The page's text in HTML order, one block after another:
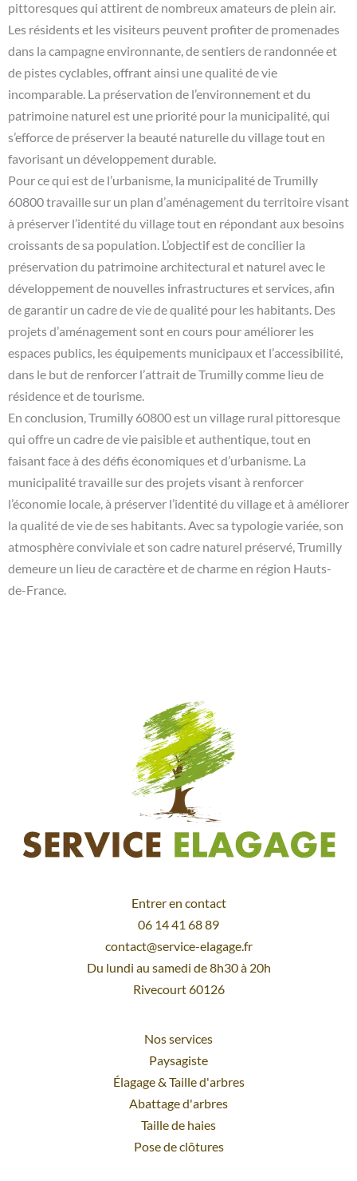
pittoresques qui attirent de nombreux amateurs de plein air.
Les résidents et les visiteurs peuvent profiter de promenades
dans la campagne environnante, de sentiers de randonnée et
de pistes cyclables, offrant ainsi une qualité de vie
incomparable. La préservation de l’environnement et du
patrimoine naturel est une priorité pour la municipalité, qui
s’efforce de préserver la beauté naturelle du village tout en
favorisant un développement durable.
Pour ce qui est de l’urbanisme, la municipalité de Trumilly
60800 travaille sur un plan d’aménagement du territoire visant
à préserver l’identité du village tout en répondant aux besoins
croissants de sa population. L’objectif est de concilier la
préservation du patrimoine architectural et naturel avec le
développement de nouvelles infrastructures et services, afin
de garantir un cadre de vie de qualité pour les habitants. Des
projets d’aménagement sont en cours pour améliorer les
espaces publics, les équipements municipaux et l’accessibilité,
dans le but de renforcer l’attrait de Trumilly comme lieu de
résidence et de tourisme.
En conclusion, Trumilly 60800 est un village rural pittoresque
qui offre un cadre de vie paisible et authentique, tout en
faisant face à des défis économiques et d’urbanisme. La
municipalité travaille sur des projets visant à renforcer
l’économie locale, à préserver l’identité du village et à améliorer
la qualité de vie de ses habitants. Avec sa typologie variée, son
atmosphère conviviale et son cadre naturel préservé, Trumilly
demeure un lieu de caractère et de charme en région Hauts-
de-France.
Entrer en contact
06 14 41 68 89
contact@service-elagage.fr
Du lundi au samedi de 8h30 à 20h
Rivecourt 60126
Nos services
Paysagiste
Élagage& Taille d'arbres
Abattage d'arbres
Taille de haies
Pose de clôtures